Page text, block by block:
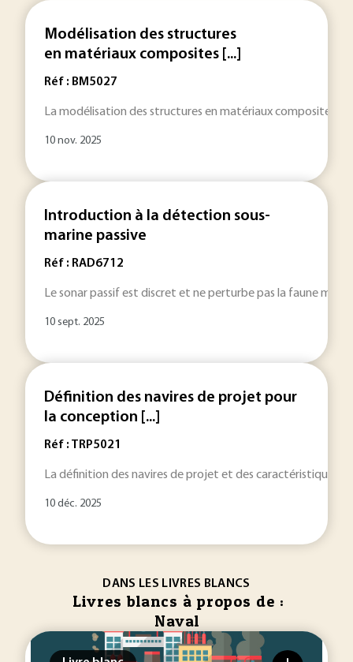
Modélisation des structures
en matériaux composites [...]
Réf : BM5027
La modélisation des structures en matériaux composites
10 nov. 2025
Introduction à la détection sous-
marine passive
Réf : RAD6712
Le sonar passif est discret et ne perturbe pas la faune
10 sept. 2025
Définition des navires de projet pour
la conception [...]
Réf : TRP5021
La définition des navires de projet et des caractéristiques
10 déc. 2025
DANS LES LIVRES BLANCS
Livres blancs à propos de :
Naval